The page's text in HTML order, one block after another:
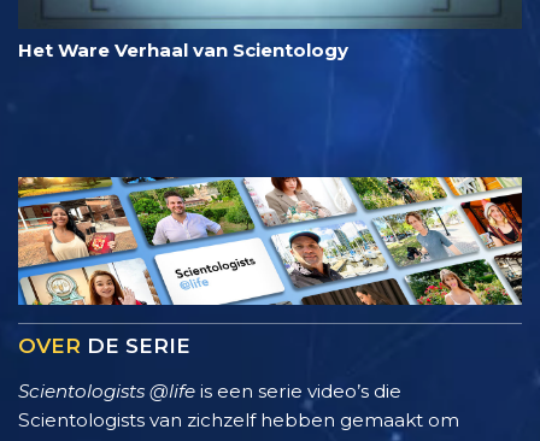
Het Ware Verhaal van Scientology
OVER DE SERIE
Scientologists @life is een serie video’s die
Scientologists van zichzelf hebben gemaakt om